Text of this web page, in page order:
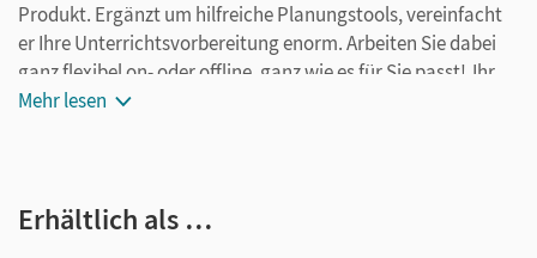
Produkt. Ergänzt um hilfreiche Planungstools, vereinfacht
er Ihre Unterrichtsvorbereitung enorm. Arbeiten Sie dabei
ganz flexibel on- oder offline, ganz wie es für Sie passt! Ihr
Unterrichtsmanager enthält:
Videos
Mehr lesen
Erhältlich als …